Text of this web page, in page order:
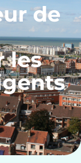
de
les